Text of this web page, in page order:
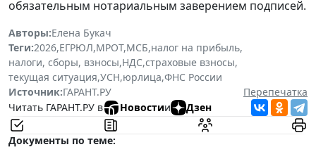
обязательным нотариальным заверением подписей.
Авторы:Елена Букач
Теги:2026,ЕГРЮЛ,МРОТ,МСБ,налог на прибыль,
налоги, сборы, взносы,НДС,страховые взносы,
текущая ситуация,УСН,юрлица,ФНС России
Источник:ГАРАНТ.РУ
Перепечатка
Читать ГАРАНТ.РУ в
Новостии Дзен
Документы по теме: